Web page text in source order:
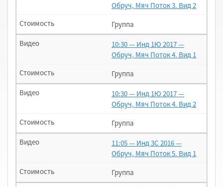
Обруч, Мяч Поток 3. Вид 2
Группа
10:30 — Инд 1Ю 2017 —
Обруч, Мяч Поток 4. Вид 1
Группа
10:30 — Инд 1Ю 2017 —
Обруч, Мяч Поток 4. Вид 2
Группа
11:05 — Инд 3С 2016 —
Обруч, Мяч Поток 5. Вид 1
Группа